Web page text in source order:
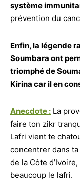
système
prévention du
Enfin, la légende
Soumbara ont
triomphé de
Kirina car il en
Anecdote : La
faire ton zikr
Lafri vient te
concentrer dans ta
de la Côte
beaucoup le lafri.